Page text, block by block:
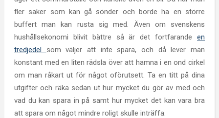
fler saker som kan gå sönder och borde ha en större
buffert man kan rusta sig med. Även om svenskens
hushållsekonomi blivit bättre så är det fortfarandeen
tredjedel som väljer att inte spara, och då lever man
konstant med en liten rädsla över att hamna i en ond cirkel
om man råkart ut för något oförutsett. Ta en titt på dina
utgifter och räka sedan ut hur mycket du gör av med och
vad du kan spara in på samt hur mycket det kan vara bra
att spara om något mindre roligt skulle inträffa.